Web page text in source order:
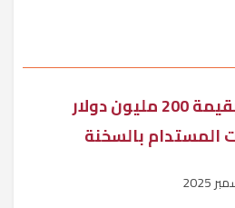
استثمارات قطرية بقيمة 200 مليون دولار
المستدام بالسخنة